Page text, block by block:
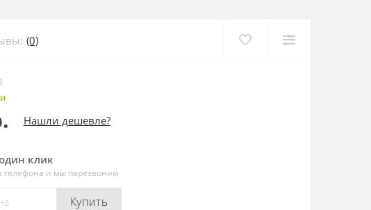
(0)
Нашли дешевле?
клик
телефона и мы перезвоним
Купить